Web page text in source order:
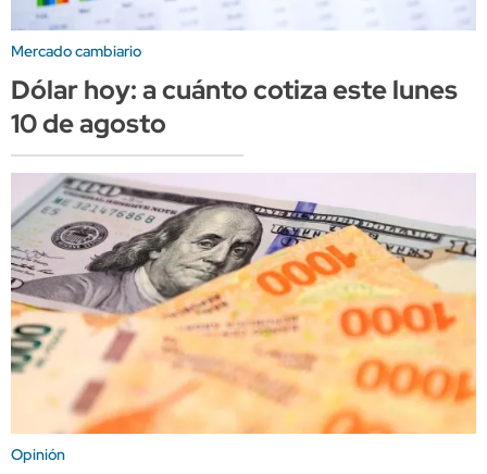
Mercado cambiario
Dólar hoy: a cuánto cotiza este lunes
10 de agosto
Opinión